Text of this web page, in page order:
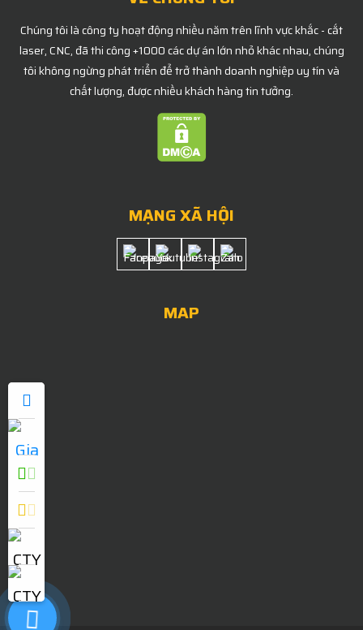
Chúng tôi là công ty hoạt động nhiều năm trên lĩnh vực khắc - cắt
laser, CNC, đã thi công +1000 các dự án lớn nhỏ khác nhau, chúng
tôi không ngừng phát triển để trở thành doanh nghiệp uy tín và
chất lượng, được nhiều khách hàng tin tưởng.
MẠNG XÃ HỘI
MAP
0909052838